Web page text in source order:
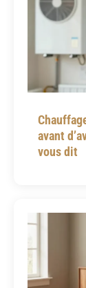
avant
vous dit